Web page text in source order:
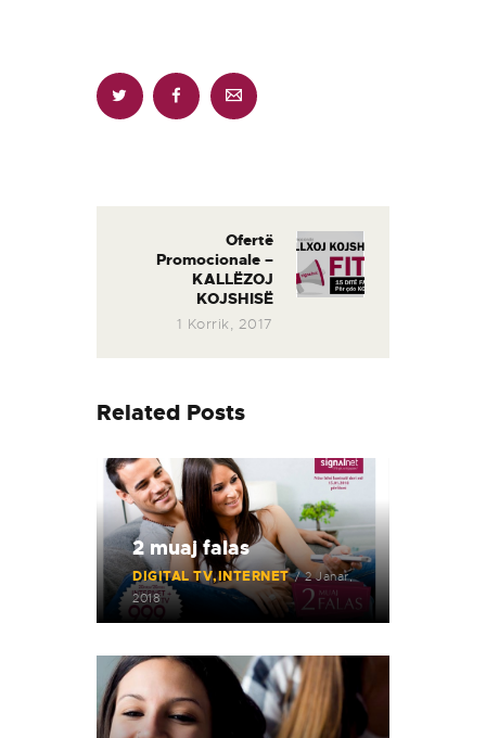
postimet
Next
post:
Ofertë
Promocionale –
KALLËZOJ
KOJSHISË
1 Korrik, 2017
Related Posts
2 muaj falas
DIGITAL TV INTERNET
2 Janar,
2018